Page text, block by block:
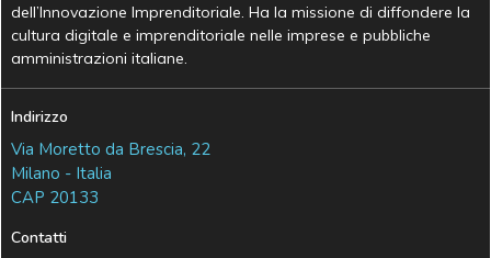
dell’Innovazione Imprenditoriale. Ha la missione di diffondere la
cultura digitale e imprenditoriale nelle imprese e pubbliche
amministrazioni italiane.
Indirizzo
Via Moretto da Brescia, 22
Milano - Italia
CAP 20133
Contatti